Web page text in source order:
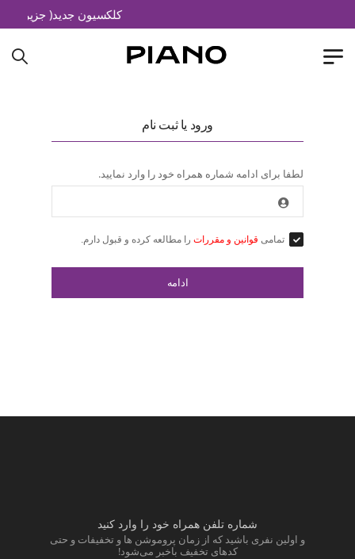
کلکسیون جدید( جزیره
ورود یا ثبت نام
لطفا برای ادامه شماره همراه خود را وارد نمایید.
تمامی قوانین و مقررات را مطالعه کرده و قبول دارم.
ادامه
شماره تلفن همراه خود را وارد کنید
و اولین نفری باشید که از زمان پروموشن ها و تخفیفات و حتی
کدهای تخفیف باخبر می‌شود!